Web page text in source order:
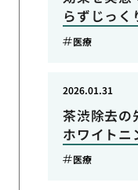
らずじっく
医療
茶渋除去の
ホワイトニ
2026.01.31
医療